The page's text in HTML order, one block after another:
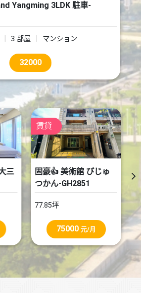
Yangming 3LDK 駐車-
3 部屋 マンション
32000
ゅ
売買
固豪👍近愛河市議會幸
福川超值透天-GHB001
14.29坪
1190 萬元